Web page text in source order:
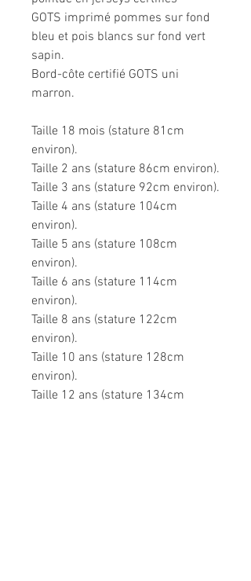
GOTS imprimé pommes sur fond
bleu et pois blancs sur fond vert
sapin.
Bord-côte certifié GOTS uni
marron.
Taille 18 mois (stature 81cm
environ).
Taille 2 ans (stature 86cm environ).
Taille 3 ans (stature 92cm environ).
Taille 4 ans (stature 104cm
environ).
Taille 5 ans (stature 108cm
environ).
Taille 6 ans (stature 114cm
environ).
Taille 8 ans (stature 122cm
environ).
Taille 10 ans (stature 128cm
environ).
Taille 12 ans (stature 134cm